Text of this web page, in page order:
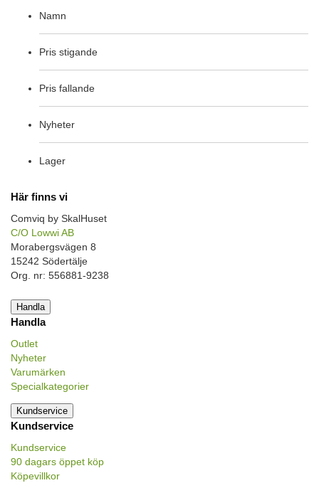
Namn
Pris stigande
Pris fallande
Nyheter
Lager
Här finns vi
Comviq by SkalHuset
C/O Lowwi AB
Morabergsvägen 8
15242 Södertälje
Org. nr: 556881-9238
Handla
Handla
Outlet
Nyheter
Varumärken
Specialkategorier
Kundservice
Kundservice
Kundservice
90 dagars öppet köp
Köpevillkor